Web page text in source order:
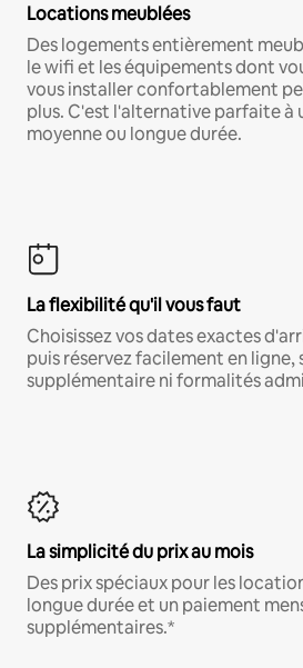
Locations meublées
Des logements entièrement
le wifi et les équipements dont
vous installer confortablement
plus. C'est l'alternative parfaite à
moyenne ou longue durée.
La flexibilité qu'il vous faut
Choisissez vos dates exactes
puis réservez facilement en ligne,
supplémentaire ni formalités
La simplicité du prix au mois
Des prix spéciaux pour les
longue durée et un paiement
supplémentaires.*